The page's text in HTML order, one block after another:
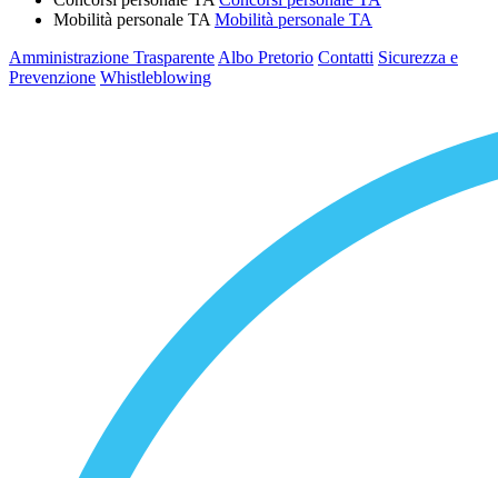
Mobilità personale TA Mobilità personale TA
Amministrazione Trasparente Albo Pretorio Contatti Sicurezza e
Prevenzione Whistleblowing